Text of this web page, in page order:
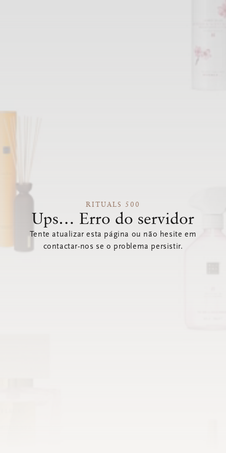
RITUALS 500
Ups… Erro do servidor
Tente atualizar esta página ou não hesite em
contactar-nos se o problema persistir.